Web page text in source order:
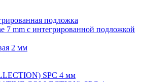
подложка
7 mm с интегрированной подложкой
2 мм
SPC 4 мм